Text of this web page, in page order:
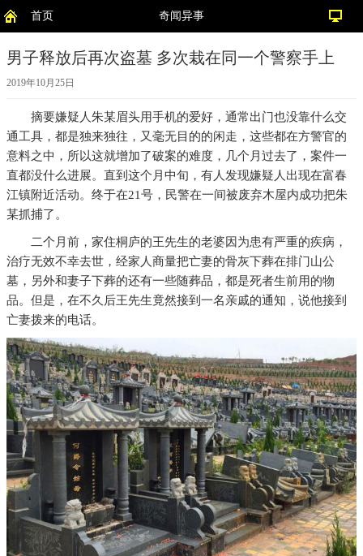
首页 奇闻异事
男子释放后再次盗墓 多次栽在同一个警察手上
2019年10月25日
摘要嫌疑人朱某眉头用手机的爱好，通常出门也没靠什么交
通工具，都是独来独往，又毫无目的的闲走，这些都在方警官的
意料之中，所以这就增加了破案的难度，几个月过去了，案件一
直都没什么进展。直到这个月中旬，有人发现嫌疑人出现在富春
江镇附近活动。终于在21号，民警在一间被废弃木屋内成功把朱
某抓捕了。
二个月前，家住桐庐的王先生的老婆因为患有严重的疾病，
治疗无效不幸去世，经家人商量把亡妻的骨灰下葬在排门山公
墓，另外和妻子下葬的还有一些随葬品，都是死者生前用的物
品。但是，在不久后王先生竟然接到一名亲戚的通知，说他接到
亡妻拨来的电话。